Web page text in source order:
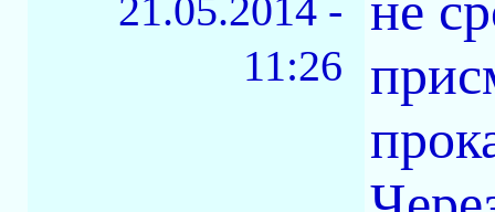
21.05.2014 -
11:26